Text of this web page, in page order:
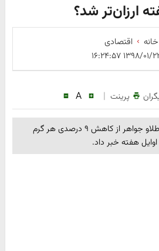
ارزان‌تر شد؟
خانه
اقتصادی
پرینت |
A
رئیس کمیسیون تخصصی طلاو جواهر از کاهش ۹ درصدی هر گرم